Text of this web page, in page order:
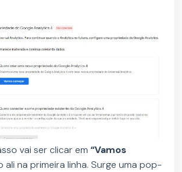
vai ser clicar em“Vamos
ali na primeira linha. Surge uma pop-